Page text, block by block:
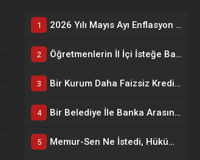
2026 Yılı Mayıs Ayı Enflasyon Verisinin Memur ve Emekli Maaşına Etkisi
Öğretmenlerin İl İçi İsteğe Bağlı Yer Değiştirme Başvuruları Başladı
Bir Kurum Daha Faizsiz Kredi Seçenekli Promosyon Anlaşması Yaptı. 12 Ay Geri Ödemeli 400 Bin TL Faizsiz Kredi
Bir Belediye İle Banka Arasında Faizsiz Kredi Seçenekli Promosyon Anlaşması Yapıldı
Memur-Sen Ne İstedi, Hükümet Ne Teklif Etti?